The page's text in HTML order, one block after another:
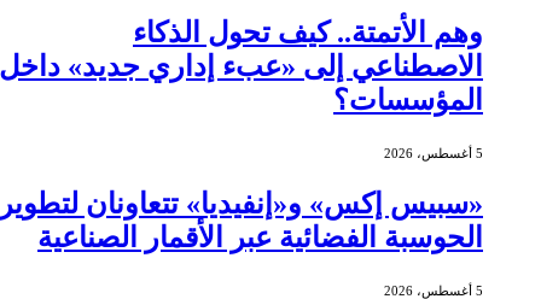
وهم الأتمتة.. كيف تحول الذكاء
الاصطناعي إلى «عبء إداري جديد» داخل
المؤسسات؟
5 أغسطس، 2026
«سبيس إكس» و«إنفيديا» تتعاونان لتطوير
الحوسبة الفضائية عبر الأقمار الصناعية
5 أغسطس، 2026